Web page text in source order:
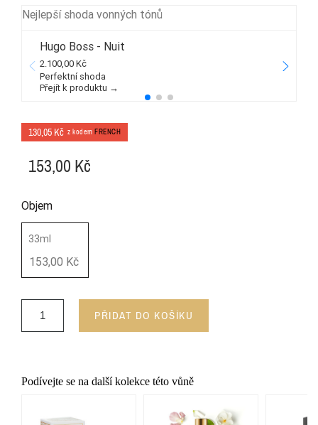
Nejlepší shoda vonných tónů
Hugo Boss - Nuit
2.100,00 Kč
Perfektní shoda
Přejít k produktu →
130,05 Kč z kodem FRENCH
153,00 Kč
Objem
33ml
153,00 Kč
PŘIDAT DO KOŠÍKU
Podívejte se na další kolekce této vůně